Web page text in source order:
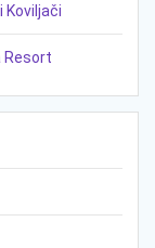
Koviljači
Resort